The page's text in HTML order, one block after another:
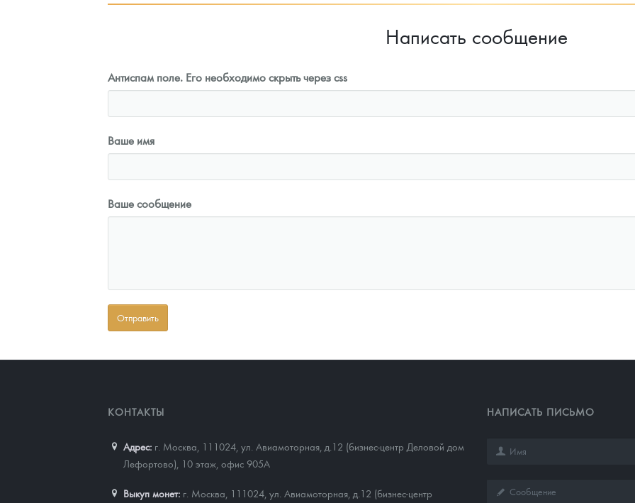
Написать сообщение
Антиспам поле. Его необходимо скрыть через css
Ваше имя
Ваше сообщение
КОНТАКТЫ
Адрес: г. Москва, 111024 ул. Авиамоторная, д.12 (бизнес-центр Деловой дом
Лефортово), 10 этаж, офис 905А
Выкуп монет: г. Москва, 111024, ул. Авиамоторная, д.12 (бизнес-центр
НАПИСАТЬ ПИСЬМО